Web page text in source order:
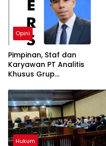
Opini
Pimpinan, Staf dan
Karyawan PT Analitis
Khusus Grup
Menunaikan Ibadah Puasa
Ramadhan 1447 H
Hukum